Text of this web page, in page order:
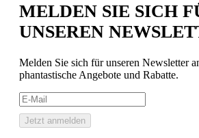
MELDEN SIE SICH
UNSEREN
Melden Sie sich für unseren Newsletter
phantastische Angebote und Rabatte.
Jetzt anmelden